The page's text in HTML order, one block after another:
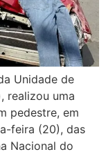
Unidade de
realizou uma
pedestre, em
feira (20), das
Nacional do